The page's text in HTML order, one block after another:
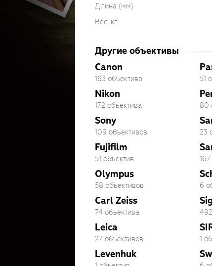
Длина (мм)
Вес, кг
Другие объективы
Canon
163 объектива
Nikon
172 объектива
Sony
109 объективов
Fujifilm
51 объектив
Olympus
58 объективов
Carl Zeiss
74 объектива
Leica
27 объективов
Levenhuk
51
80
23
6
1